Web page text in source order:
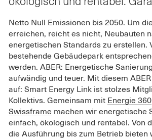
Netto Null Emissionen bis 2050. Um
erreichen, reicht es nicht, Neubauten
energetischen Standards zu erstellen.
bestehende Gebäudepark
werden. ABER: Energetische
aufwändig und teuer. Mit diesem
auf: Smart Energy Link ist stolzes
Kollektivs. Gemeinsam mit Energie 360
Swissframe machen wir energetische
einfach, ökologisch und rentabel. Von
die Ausführung bis zum Betrieb bieten